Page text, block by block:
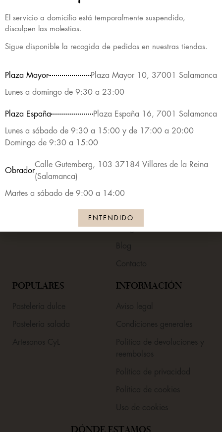
En todos nuestros productos
Carrito
Acceder / Registrarse
Contraseña perdida
Tienda online
Nuestras tiendas
Alérgenos
Blog
Contacto
POPULARES
Pastelería dulce
Pastelería salada
Artesanos CyL
INFORMACIÓN
Aviso legal
Condiciones generales
Política de devoluciones y
reembolsos
Política de privacidad
Política de cookies
Uso de cookies
DÓNDE ESTAMOS
El servicio a domicilio está temporalmente suspendido,
disculpen las molestias.
Sigue disponible la recogida de pedidos en nuestras tiendas.
Plaza Mayor Plaza Mayor 10, 37001 Salamanca
Lunes a domingo de 9:30 a 23:00
Plaza España Plaza España 16, 7001 Salamanca
Lunes a sábado de 9:30 a 15:00 y de 17:00 a 20:00
Domingo de 9:30 a 15:00
Obrador
Calle Gutemberg, 103 37184 Villares de la Reina
(Salamanca)
Martes a sábado de 9:00 a 14:00
ENTENDIDO